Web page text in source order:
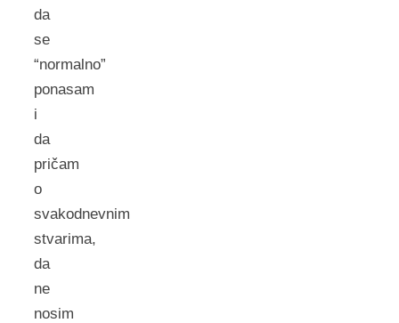
da
se
“normalno”
ponasam
i
da
pričam
o
svakodnevnim
stvarima,
da
ne
nosim